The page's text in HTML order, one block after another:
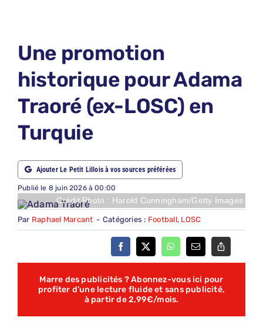
ABONNEMENTS
NOUS CONTACTER
NOUS SUIVRE
Rechercher:
Une promotion
historique pour Adama
Traoré (ex-LOSC) en
Turquie
Ajouter Le Petit Lillois à vos sources préférées
Publié le 8 juin 2026 à 00:00
Crédit Photo : Harold Cunningham/Getty Images
Par Raphael Marcant - Catégories : Football, LOSC
Marre des publicités ? Abonnez-vous ici pour
profiter d’une lecture fluide et sans publicité,
à partir de 2,99€/mois.